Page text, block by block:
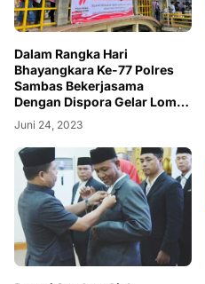
Dalam Rangka Hari
Bhayangkara Ke-77 Polres
Sambas Bekerjasama
Dengan Dispora Gelar Lomba
Sampan Bidar
Juni 24, 2023